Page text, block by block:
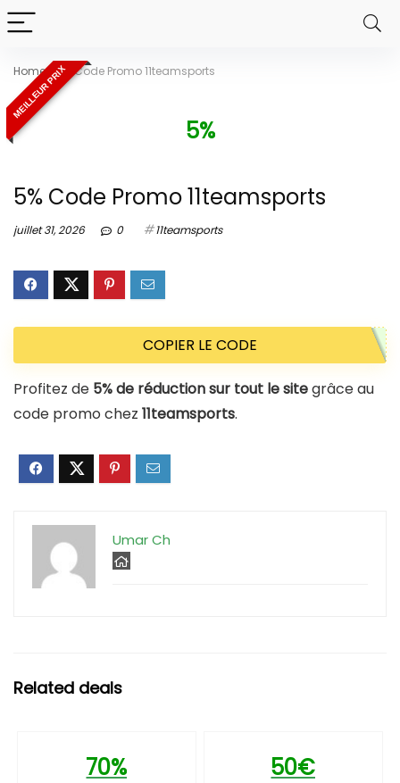
Home»5% Code Promo 11teamsports
MEILLEUR PRIX
5%
5% Code Promo 11teamsports
juillet 31, 2026 0 11teamsports
COPIER LE CODE
Profitez de 5% de réduction sur tout le sitegrâce au
code promo chez 11teamsports.
Umar Ch
Related deals
70% 50€